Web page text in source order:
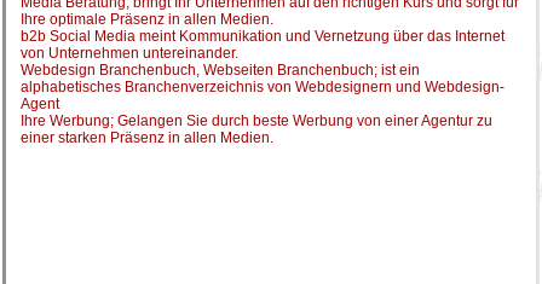
Ihre optimale Präsenz in allen Medien.
b2b Social Media meint Kommunikation und Vernetzung über das Internet
von Unternehmen untereinander.
Webdesign Branchenbuch, Webseiten Branchenbuch; ist ein
alphabetisches Branchenverzeichnis von Webdesignern und Webdesign-
Agent
Ihre Werbung; Gelangen Sie durch beste Werbung von einer Agentur zu
einer starken Präsenz in allen Medien.